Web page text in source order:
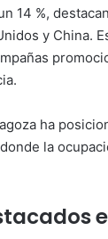
14 %,
y China.
ha
la